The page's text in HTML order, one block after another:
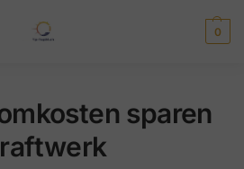
0
sparen